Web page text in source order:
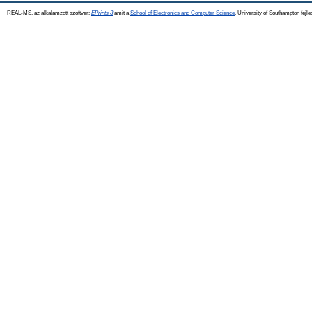
REAL-MS, az alkalamzott szoftver: EPrints 3amit a School of Electronics and Computer Science , University of Southampton